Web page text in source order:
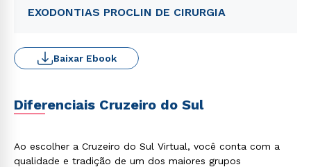
EXODONTIAS PROCLIN DE CIRURGIA
Baixar Ebook
Diferenciais Cruzeiro do Sul
Ao escolher a Cruzeiro do Sul Virtual, você conta com a
qualidade e tradição de um dos maiores grupos